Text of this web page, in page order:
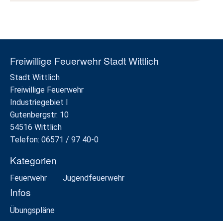
Freiwillige Feuerwehr Stadt Wittlich
Stadt Wittlich
Freiwillige Feuerwehr
Industriegebiet I
Gutenbergstr. 10
54516 Wittlich
Telefon: 06571 / 97 40-0
Kategorien
Feuerwehr Jugendfeuerwehr
Infos
Übungspläne